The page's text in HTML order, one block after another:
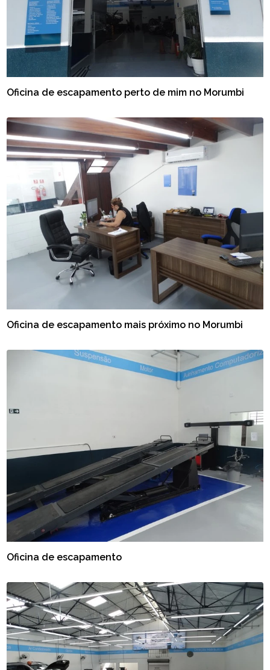
Oficina de escapamento perto de mim no Morumbi
Oficina de escapamento mais próximo no Morumbi
Oficina de escapamento